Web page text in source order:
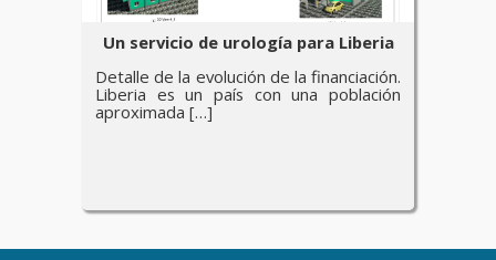
Un servicio de urología para Liberia
Detalle de la evolución de la financiación.
Liberia es un país con una población
aproximada […]